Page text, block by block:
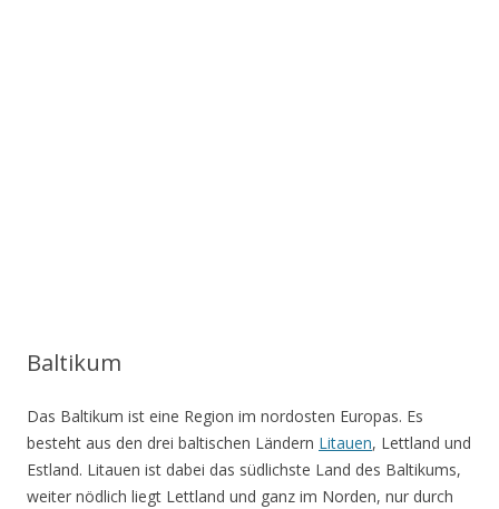
Baltikum
Das Baltikum ist eine Region im nordosten Europas. Es
besteht aus den drei baltischen Ländern Litauen, Lettland und
Estland. Litauen ist dabei das südlichste Land des Baltikums,
weiter nödlich liegt Lettland und ganz im Norden, nur durch